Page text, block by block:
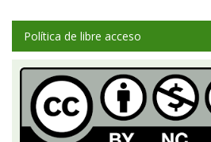
Política de libre acceso